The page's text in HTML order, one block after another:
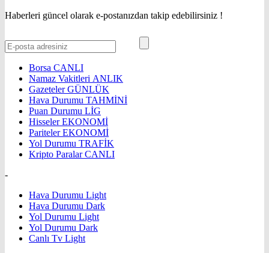
Haberleri güncel olarak e-postanızdan takip edebilirsiniz !
Borsa CANLI
Namaz Vakitleri ANLIK
GazetelerGÜNLÜK
Hava Durumu TAHMİNİ
Puan Durumu LİG
HisselerEKONOMİ
ParitelerEKONOMİ
Yol Durumu TRAFİK
Kripto ParalarCANLI
-
Hava Durumu Light
Hava Durumu Dark
Yol Durumu Light
Yol Durumu Dark
Canlı Tv Light